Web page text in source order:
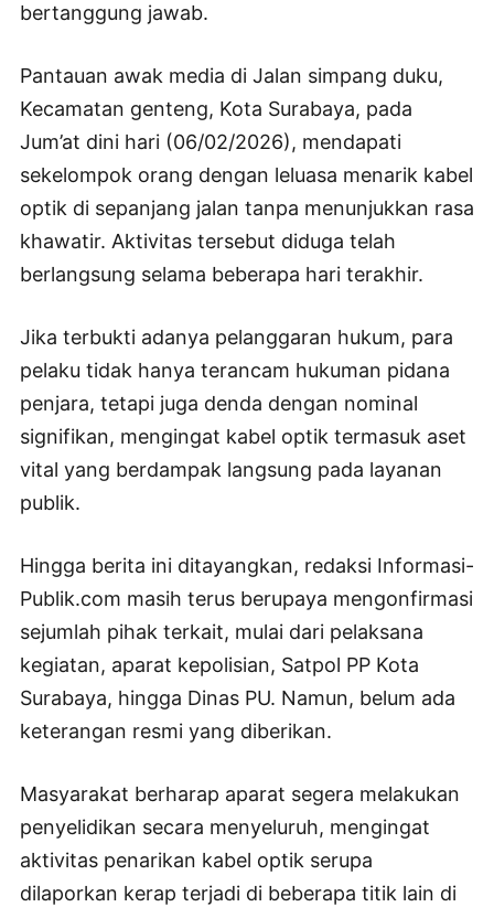
bertanggung jawab.
Pantauan awak media di Jalan simpang duku,
Kecamatan genteng, Kota Surabaya, pada
Jum’at dini hari (06/02/2026), mendapati
sekelompok orang dengan leluasa menarik kabel
optik di sepanjang jalan tanpa menunjukkan rasa
khawatir. Aktivitas tersebut diduga telah
berlangsung selama beberapa hari terakhir.
Jika terbukti adanya pelanggaran hukum, para
pelaku tidak hanya terancam hukuman pidana
penjara, tetapi juga denda dengan nominal
signifikan, mengingat kabel optik termasuk aset
vital yang berdampak langsung pada layanan
publik.
Hingga berita ini ditayangkan, redaksi Informasi-
Publik.com masih terus berupaya mengonfirmasi
sejumlah pihak terkait, mulai dari pelaksana
kegiatan, aparat kepolisian, Satpol PP Kota
Surabaya, hingga Dinas PU. Namun, belum ada
keterangan resmi yang diberikan.
Masyarakat berharap aparat segera melakukan
penyelidikan secara menyeluruh, mengingat
aktivitas penarikan kabel optik serupa
dilaporkan kerap terjadi di beberapa titik lain di